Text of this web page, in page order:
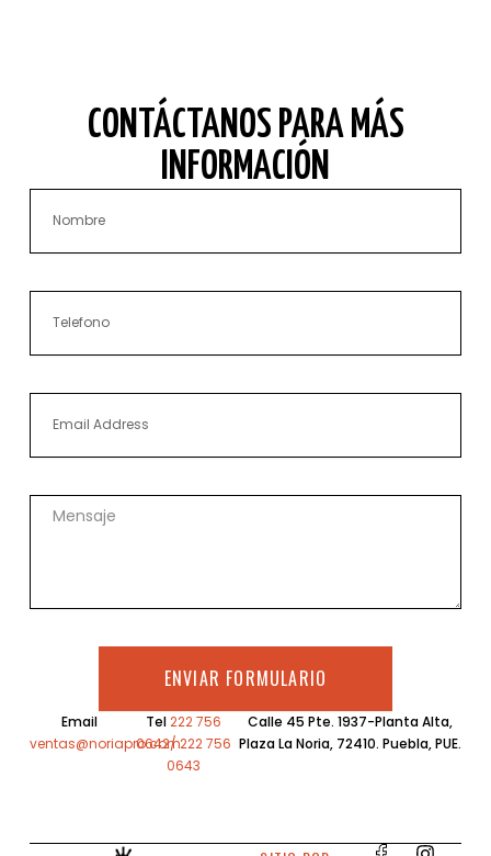
CONTÁCTANOS PARA MÁS
INFORMACIÓN
ENVIAR FORMULARIO
Email
ventas@noriapro.com
Tel222 756
0642/ 222 756
0643
Calle 45 Pte. 1937-Planta Alta,
Plaza La Noria, 72410. Puebla, PUE.